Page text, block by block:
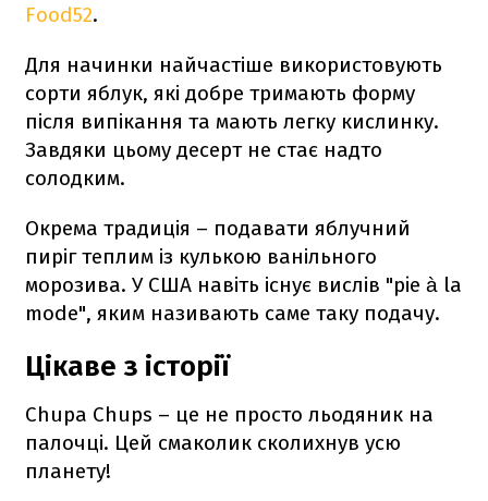
Food52.
Для начинки найчастіше використовують
сорти яблук, які добре тримають форму
після випікання та мають легку кислинку.
Завдяки цьому десерт не стає надто
солодким.
Окрема традиція – подавати яблучний
пиріг теплим із кулькою ванільного
морозива. У США навіть існує вислів "pie à la
mode", яким називають саме таку подачу.
Цікаве з історії
Chupa Chups – це не просто льодяник на
палочці. Цей смаколик сколихнув усю
планету!